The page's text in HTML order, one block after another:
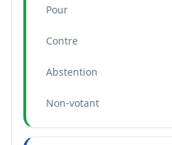
Pour
Contre
Abstention
Non-votant